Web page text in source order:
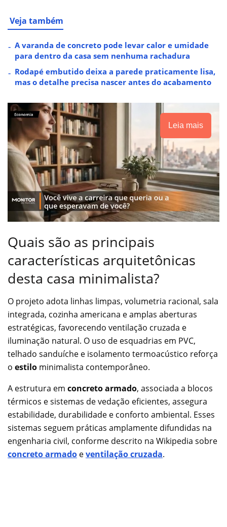
Veja também
A varanda de concreto pode levar calor e umidade
para dentro da casa sem nenhuma rachadura
Rodapé embutido deixa a parede praticamente lisa,
mas o detalhe precisa nascer antes do acabamento
Leia mais
Quais são as principais
características arquitetônicas
desta casa minimalista?
O projeto adota linhas limpas, volumetria racional, sala
integrada, cozinha americana e amplas aberturas
estratégicas, favorecendo ventilação cruzada e
iluminação natural. O uso de esquadrias em PVC,
telhado sanduíche e isolamento termoacústico reforça
o estilo minimalista contemporâneo.
A estrutura em concreto armado, associada a blocos
térmicos e sistemas de vedação eficientes, assegura
estabilidade, durabilidade e conforto ambiental. Esses
sistemas seguem práticas amplamente difundidas na
engenharia civil, conforme descrito na Wikipedia sobre
concreto armado eventilação cruzada.